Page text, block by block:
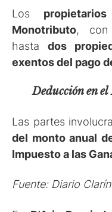
Los
Monotributo, con
hastados
exentos del pago
Deducción en
Las partes
del monto anual
Impuesto a las
Fuente: Diario Clarín